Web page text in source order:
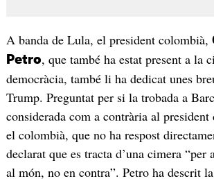
A banda de Lula, el president colombià,
Petro, que també ha estat present a la
democràcia, també li ha dedicat unes
Trump. Preguntat per si la trobada a
considerada com a contrària al president
el colombià, que no ha respost
declarat que es tracta d’una cimera “per
al món, no en contra”. Petro ha descrit